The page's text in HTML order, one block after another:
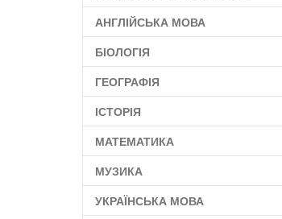
АНГЛІЙСЬКА МОВА
БІОЛОГІЯ
ГЕОГРАФІЯ
ІСТОРІЯ
МАТЕМАТИКА
МУЗИКА
УКРАЇНСЬКА МОВА